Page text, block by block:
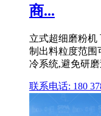
商...
立式超细磨粉机
制出料粒度范围
冷系统,避免研
联系电话: 180